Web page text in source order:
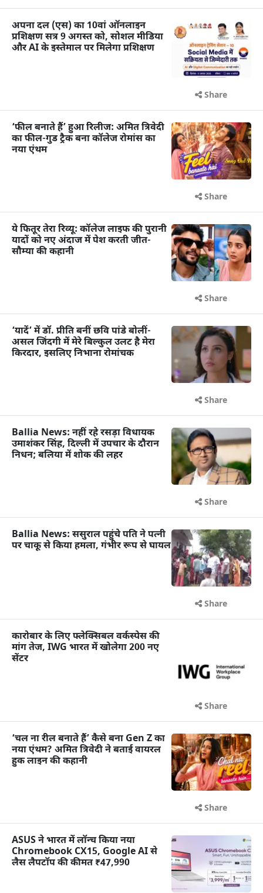
अपना दल (एस) का 10वां ऑनलाइन
प्रशिक्षण सत्र 9 अगस्त को, सोशल मीडिया
और AI के इस्तेमाल पर मिलेगा प्रशिक्षण
Share
‘फील बनाते हैं’ हुआ रिलीज: अमित त्रिवेदी
का फील-गुड ट्रैक बना कॉलेज रोमांस का
नया एंथम
Share
ये फितूर तेरा रिव्यू: कॉलेज लाइफ की पुरानी
यादों को नए अंदाज में पेश करती जीत-
सौम्या की कहानी
Share
‘यादें’ में डॉ. प्रीति बनीं छवि पांडे बोलीं-
असल जिंदगी में मेरे बिल्कुल उलट है मेरा
किरदार, इसलिए निभाना रोमांचक
Share
Ballia News: नहीं रहे रसड़ा विधायक
उमाशंकर सिंह, दिल्ली में उपचार के दौरान
निधन; बलिया में शोक की लहर
Share
Ballia News: ससुराल पहुंचे पति ने पत्नी
पर चाकू से किया हमला, गंभीर रूप से घायल
Share
कारोबार के लिए फ्लेक्सिबल वर्कस्पेस की
मांग तेज, IWG भारत में खोलेगा 200 नए
सेंटर
Share
‘चल ना रील बनाते हैं’ कैसे बना Gen Z का
नया एंथम? अमित त्रिवेदी ने बताई वायरल
हुक लाइन की कहानी
Share
ASUS ने भारत में लॉन्च किया नया
Chromebook CX15, Google AI से
लैस लैपटॉप की कीमत ₹47,990